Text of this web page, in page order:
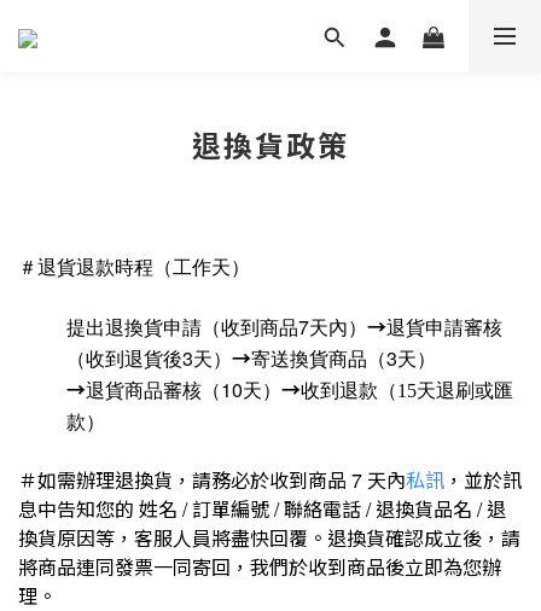
退換貨政策
＃退貨退款時程（工作天）
提出退換貨申請（收到商品7天內） →退貨申請審核
（收到退貨後3天） →寄送換貨商品（3天）
→退貨商品審核（10天） →收到退款（15天退刷或匯
款）
＃如需辦理退換貨，請務必於收到商品 7 天內私訊 ，並於訊
息中告知您的 姓名 /訂單編號/聯絡電話/退換貨品名 /退
換貨原因等，客服人員將盡快回覆。退換貨確認成立後，請
將商品連同發票一同寄回，我們於收到商品後立即為您辦
理。